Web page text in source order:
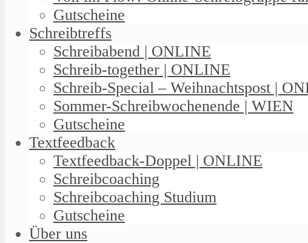
Gutscheine
Schreibtreffs
Schreibabend | ONLINE
Schreib-together | ONLINE
Schreib-Special – Weihnachtspost |
Sommer-Schreibwochenende | WIEN
Gutscheine
Textfeedback
Textfeedback-Doppel | ONLINE
Schreibcoaching
Schreibcoaching Studium
Gutscheine
Über uns